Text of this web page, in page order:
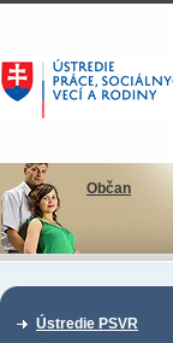
Občan
Ústredie PSVR